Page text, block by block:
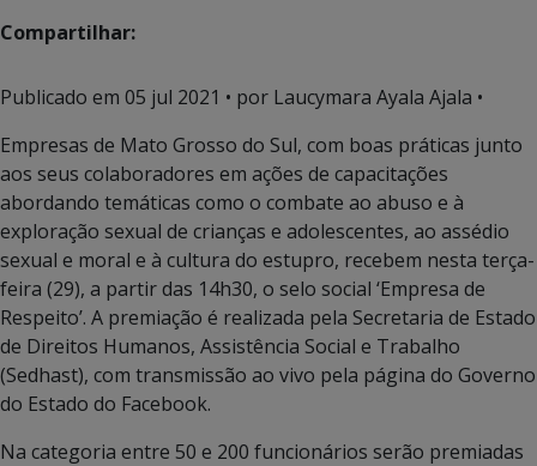
Compartilhar:
Publicado em 05 jul 2021 • por Laucymara Ayala Ajala •
Empresas de Mato Grosso do Sul, com boas práticas junto
aos seus colaboradores em ações de capacitações
abordando temáticas como o combate ao abuso e à
exploração sexual de crianças e adolescentes, ao assédio
sexual e moral e à cultura do estupro, recebem nesta terça-
feira (29), a partir das 14h30, o selo social ‘Empresa de
Respeito’. A premiação é realizada pela Secretaria de Estado
de Direitos Humanos, Assistência Social e Trabalho
(Sedhast), com transmissão ao vivo pela página do Governo
do Estado do Facebook.
Na categoria entre 50 e 200 funcionários serão premiadas